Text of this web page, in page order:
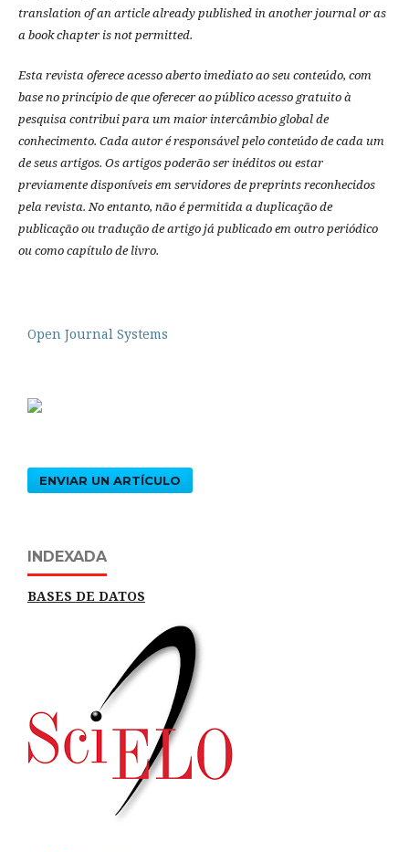
translation of an article already published in another journal or as
a book chapter is not permitted.
Esta revista oferece acesso aberto imediato ao seu conteúdo, com
base no princípio de que oferecer ao público acesso gratuito à
pesquisa contribui para um maior intercâmbio global de
conhecimento. Cada autor é responsável pelo conteúdo de cada um
de seus artigos. Os artigos poderão ser inéditos ou estar
previamente disponíveis em servidores de preprints reconhecidos
pela revista. No entanto, não é permitida a duplicação de
publicação ou tradução de artigo já publicado em outro periódico
ou como capítulo de livro.
Open Journal Systems
ENVIAR UN ARTÍCULO
INDEXADA
BASES DE DATOS